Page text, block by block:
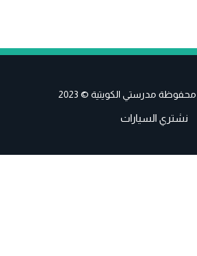
مدرستي الكويتية © 2023
نشتري السيارات